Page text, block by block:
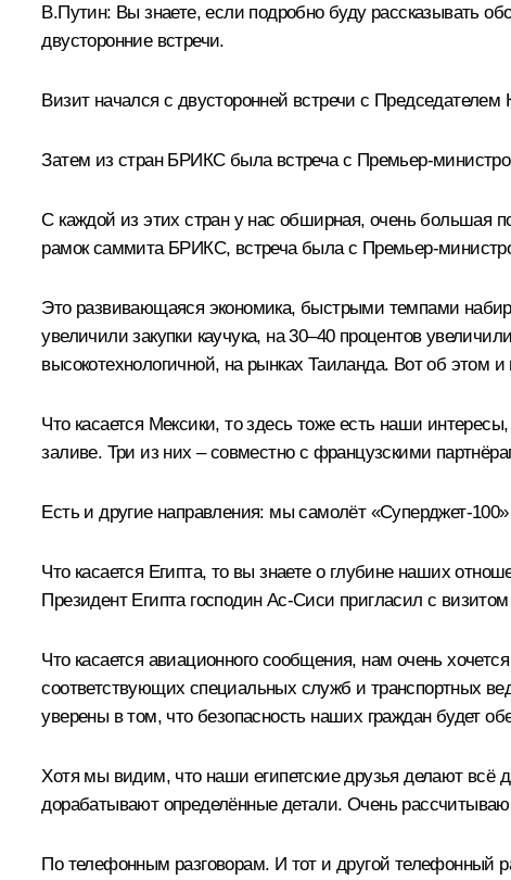
В.Путин: Вы знаете, если подробно буду рассказывать
двусторонние встречи.
Визит начался с двусторонней встречи с Председателем
Затем из стран БРИКС была встреча с Премьер-
С каждой из этих стран у нас обширная, очень большая
рамок саммита БРИКС, встреча была с Премьер-
Это развивающаяся экономика, быстрыми темпами
увеличили закупки каучука, на 30–40 процентов
высокотехнологичной, на рынках Таиланда. Вот об этом и
Что касается Мексики, то здесь тоже есть наши
заливе. Три из них – совместно с французскими
Есть и другие направления: мы самолёт «Суперджет-
Что касается Египта, то вы знаете о глубине наших
Президент Египта господин Ас-Сиси пригласил с
Что касается авиационного сообщения, нам очень
соответствующих специальных служб и транспортных
уверены в том, что безопасность наших граждан будет
Хотя мы видим, что наши египетские друзья делают всё
дорабатывают определённые детали. Очень
По телефонным разговорам. И тот и другой телефонный